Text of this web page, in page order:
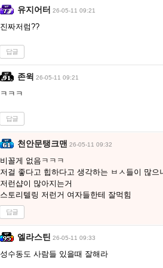
유지어터 26-05-11 09:21
진짜저럼??
답글
존윅 26-05-11 09:21
ㅋㅋㅋ
답글
천안문탱크맨 26-05-11 09:32
비꼴게 없음ㅋㅋㅋ
저걸 좋다고 힙하다고 생각하는 ㅂㅅ들이 많으
저런샵이 많아지는거
스토리텔링 저런거 여자들한테 잘먹힘
답글
엘라스틴 26-05-11 09:33
성수동도 사람들 있을때 잘해라